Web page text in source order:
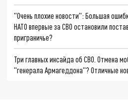
"Очень плохие новости": Большая
НАТО впервые за СВО остановили
приграничье?
Три главных инсайда об СВО. Отмена
"генерала Армагеддона"? Отличные